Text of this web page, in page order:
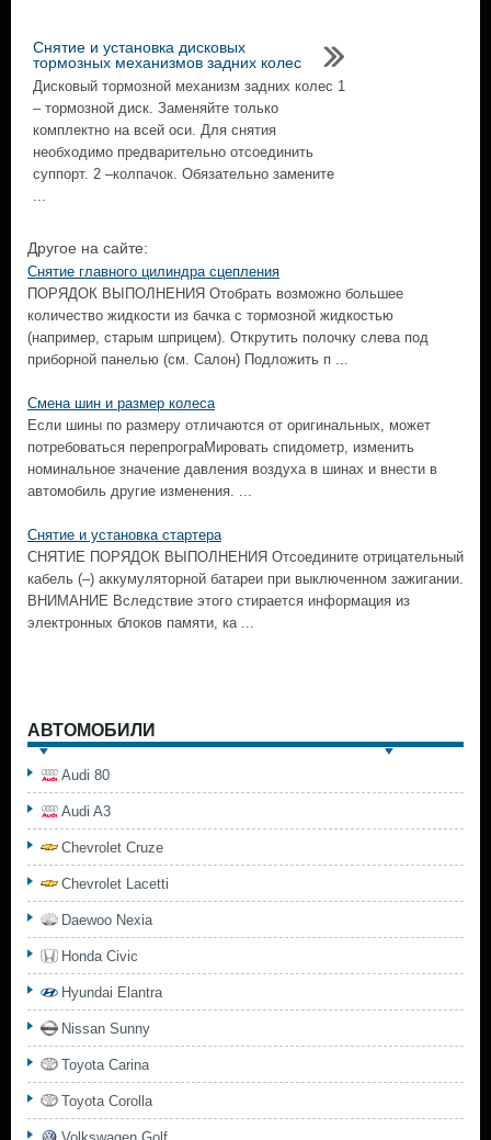
Снятие и установка дисковых
тормозных механизмов задних колес
Дисковый тормозной механизм задних колес 1
– тормозной диск. Заменяйте только
комплектно на всей оси. Для снятия
необходимо предварительно отсоединить
суппорт. 2 –колпачок. Обязательно замените
...
Другое на сайте:
Снятие главного цилиндра сцепления
ПОРЯДОК ВЫПОЛНЕНИЯ Отобрать возможно большее
количество жидкости из бачка с тормозной жидкостью
(например, старым шприцем). Открутить полочку слева под
приборной панелью (см. Салон) Подложить п ...
Смена шин и размер колеса
Если шины по размеру отличаются от оригинальных, может
потребоваться перепрограМировать спидометр, изменить
номинальное значение давления воздуха в шинах и внести в
автомобиль другие изменения. ...
Снятие и установка стартера
СНЯТИЕ ПОРЯДОК ВЫПОЛНЕНИЯ Отсоедините отрицательный
кабель (–) аккумуляторной батареи при выключенном зажигании.
ВНИМАНИЕ Вследствие этого стирается информация из
электронных блоков памяти, ка ...
АВТОМОБИЛИ
Audi 80
Audi A3
Chevrolet Cruze
Chevrolet Lacetti
Daewoo Nexia
Honda Civic
Hyundai Elantra
Nissan Sunny
Toyota Carina
Toyota Corolla